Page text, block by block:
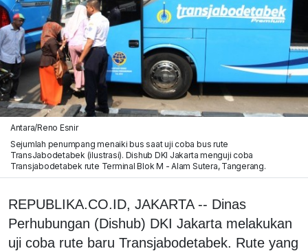
Antara/Reno Esnir
Sejumlah penumpang menaiki bus saat uji coba bus rute
TransJabodetabek (ilustrasi). Dishub DKI Jakarta menguji coba
Transjabodetabek rute Terminal Blok M - Alam Sutera, Tangerang.
REPUBLIKA.CO.ID, JAKARTA -- Dinas
Perhubungan (Dishub) DKI Jakarta melakukan
uji coba rute baru Transjabodetabek. Rute yang